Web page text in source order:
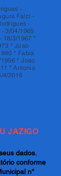
-
Falci -
-
3/04/1965
18/3/1967 *
* Joao
* Fabia
* Joao
* Antonio
4/2016
JAZIGO
dados.
conforme
n°